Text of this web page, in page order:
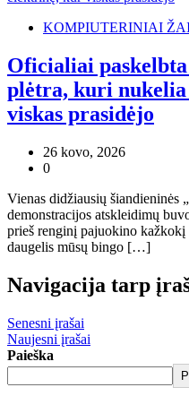
KOMPIUTERINIAI
Oficialiai
plėtra, kuri
viskas prasidėjo
26 kovo, 2026
0
Vienas didžiausių šiandieninės
demonstracijos atskleidimų
prieš renginį pajuokino kažkokį
daugelis mūsų bingo […]
Navigacija tarp
Senesni įrašai
Naujesni įrašai
Paieška